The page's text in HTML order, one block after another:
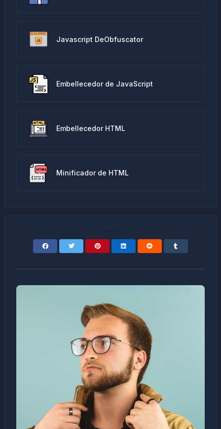
Javascript DeObfuscator
Embellecedor de JavaScript
Embellecedor HTML
Minificador de HTML